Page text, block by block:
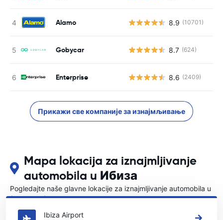
Alamo 8.9 (10701)
Gobycar 8.7 (624)
Enterprise 8.6 (2409)
Прикажи све компаније за изнајмљивање
Mapa lokacija za iznajmljivanje
automobila u Ибиза
Pogledajte naše glavne lokacije za iznajmljivanje automobila u
{COUNTRI}
Ibiza Airport